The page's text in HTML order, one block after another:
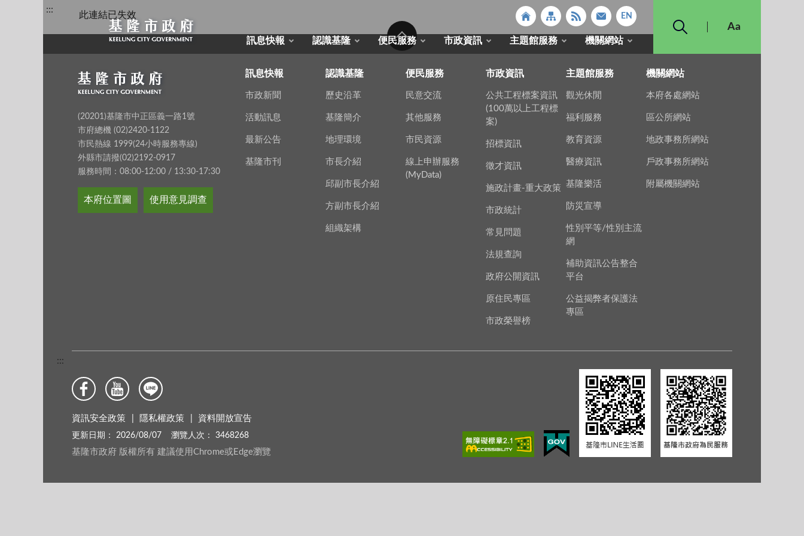
:::
訊息快報 認識基隆 便民服務 市政資訊 主題館服務 機關網站
此連結已失效
(20201)基隆市中正區義一路1號
市府總機 (02)2420-1122
市民熱線 1999(24小時服務專線)
外縣市請撥(02)2192-0917
服務時間：08:00-12:00 / 13:30-17:30
本府位置圖 使用意見調查
訊息快報
市政新聞
活動訊息
最新公告
基隆市刊
認識基隆
歷史沿革
基隆簡介
地理環境
市長介紹
邱副市長介紹
方副市長介紹
組織架構
便民服務
民意交流
其他服務
市民資源
線上申辦服務
(MyData)
市政資訊
公共工程標案資訊
(100萬以上工程標
案)
招標資訊
徵才資訊
施政計畫-重大政策
市政統計
常見問題
法規查詢
政府公開資訊
原住民專區
市政榮譽榜
主題館服務
觀光休閒
福利服務
教育資源
醫療資訊
基隆樂活
防災宣導
性別平等/性別主流
網
補助資訊公告整合
平台
公益揭弊者保護法
專區
機關網站
本府各處網站
區公所網站
地政事務所網站
戶政事務所網站
附屬機關網站
:::
資訊安全政策 隱私權政策 資料開放宣告
更新日期： 2026/08/07 瀏覽人次： 3468268
基隆市政府 版權所有 建議使用Chrome或Edge瀏覽